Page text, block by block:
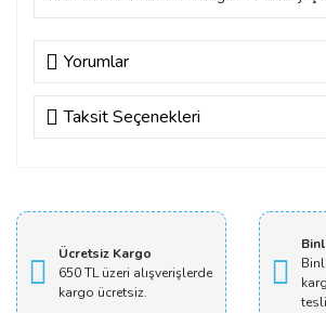
Yorumlar
Bu ürüne ilk yorumu siz
Taksit Seçenekleri
Ücretsiz Kargo
650 TL üzeri alışverişlerde
kargo ücretsiz.